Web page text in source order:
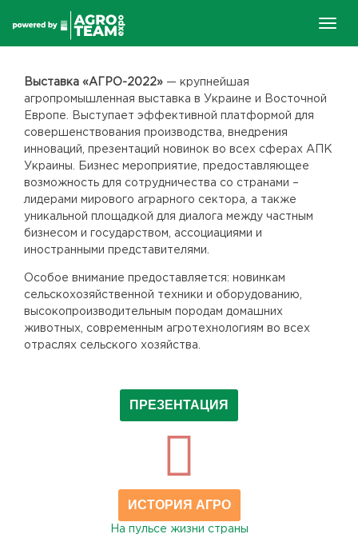
Выставка «АГРО-2022» — крупнейшая
агропромышленная выставка в Украине и Восточной
Европе. Выступает эффективной платформой для
совершенствования производства, внедрения
инноваций, презентаций новинок во всех сферах АПК
Украины. Бизнес мероприятие, предоставляющее
возможность для сотрудничества со странами –
лидерами мирового аграрного сектора, а также
уникальной площадкой для диалога между частным
бизнесом и государством, ассоциациями и
иностранными представителями.
Особое внимание предоставляется: новинкам
сельскохозяйственной техники и оборудованию,
высокопроизводительным породам домашних
животных, современным агротехнологиям во всех
отраслях сельского хозяйства.
ПРЕЗЕНТАЦИЯ
ИСТОРИЯ АГРО
На пульсе жизни страны